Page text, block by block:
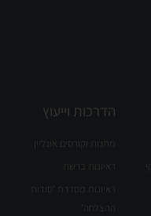
הדרכות וייעוץ
מתנות וקורסים אונליין
ראיונות ברשת
ראיונות מסדרת 'סודות
ההצלחה'